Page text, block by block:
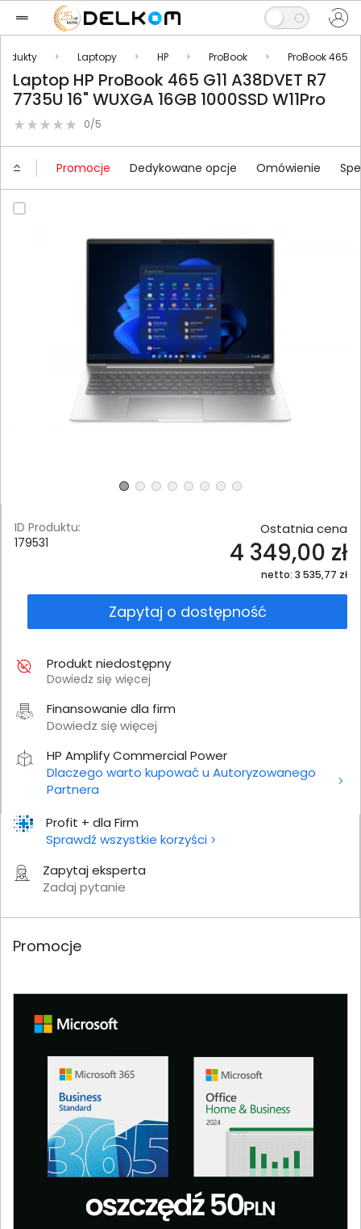
Laptopy HP ProBook ProBook 465
Laptop HP ProBook 465 G11 A38DVET R7
7735U 16" WUXGA 16GB 1000SSD W11Pro
0/5
Promocje Dedykowane opcje Omówienie
Profit + dla Firm
Sprawdź wszystkie korzyści
Zapytaj eksperta
Zadaj pytanie
ID Produktu:
179531
Ostatnia cena
4 349,00 zł
netto: 3 535,77 zł
Zapytaj o dostępność
Produkt niedostępny
Dowiedz się więcej
Finansowanie dla firm
Dowiedz się więcej
HP Amplify Commercial Power
Dlaczego warto kupować u Autoryzowanego
Partnera
Promocje